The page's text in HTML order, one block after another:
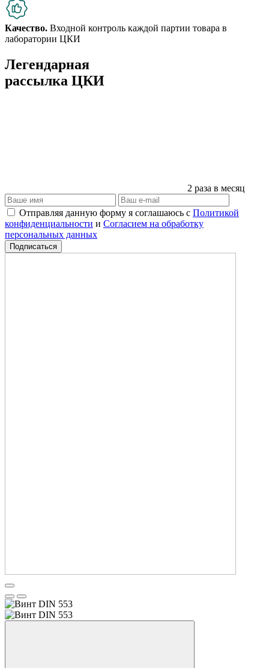
Качество. Входной контроль каждой партии товара в
лаборатории ЦКИ
Легендарная
рассылка ЦКИ
2 раза в месяц
Отправляя данную форму я соглашаюсь с Политикой
конфиденциальности и Согласием на обработку
персональных данных
Подписаться